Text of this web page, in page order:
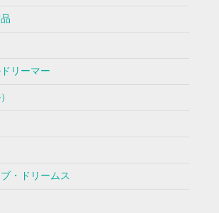
リーマー
・ドリームス